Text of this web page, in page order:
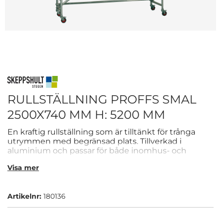
RULLSTÄLLNING PROFFS SMAL
2500X740 MM H: 5200 MM
En kraftig rullställning som är tilltänkt för trånga
utrymmen med begränsad plats. Tillverkad i
aluminium och passar för både inomhus- och
dess plattform är 2500x740 mm.
Visa mer
Artikelnr: 180136